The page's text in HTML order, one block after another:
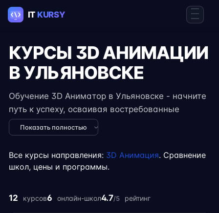
КУРСЫ 3D АНИМАЦИИ
В УЛЬЯНОВСКЕ
Обучение 3D Аниматор в Ульяновске - начните
путь к успеху, осваивая востребованные
навыки в IT. Курсы подходят для новичков и
специалистов с опытом, включают
консультации экспертов. Гибкий формат
фрилансе.
Показать полностью
Все курсы направления: 3D Анимация. Сравнение
школ, цены и программы.
12 курсов6 онлайн-школ4.7/5 рейтинг